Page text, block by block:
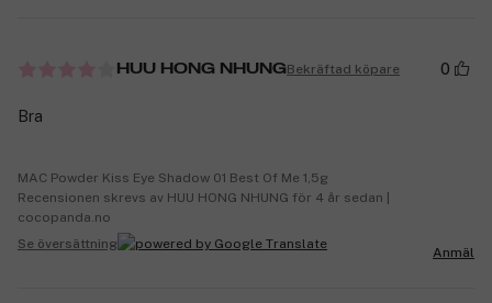
HUU HONG NHUNGBekräftad köpare 0
Bra
MAC Powder Kiss Eye Shadow 01 Best Of Me 1,5g
Recensionen skrevs av HUU HONG NHUNG för 4 år sedan |
cocopanda.no
Se översättning
Anmäl